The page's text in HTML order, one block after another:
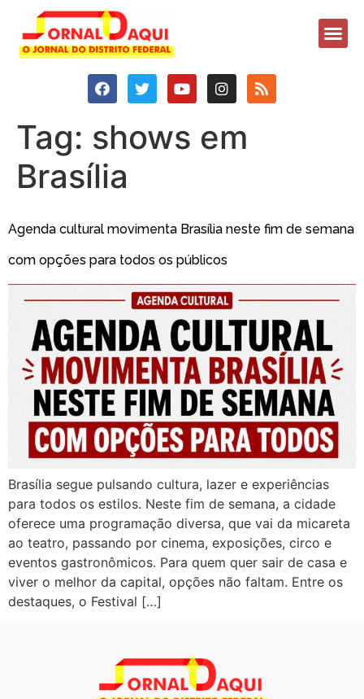
Tag: shows em
Brasília
Agenda cultural movimenta Brasília neste fim de semana
com opções para todos os públicos
Brasília segue pulsando cultura, lazer e experiências
para todos os estilos. Neste fim de semana, a cidade
oferece uma programação diversa, que vai da micareta
ao teatro, passando por cinema, exposições, circo e
eventos gastronômicos. Para quem quer sair de casa e
viver o melhor da capital, opções não faltam. Entre os
destaques, o Festival […]